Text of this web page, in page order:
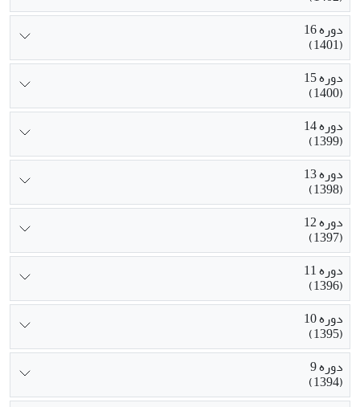
دوره 16
(1401)
دوره 15
(1400)
دوره 14
(1399)
دوره 13
(1398)
دوره 12
(1397)
دوره 11
(1396)
دوره 10
(1395)
دوره 9
(1394)